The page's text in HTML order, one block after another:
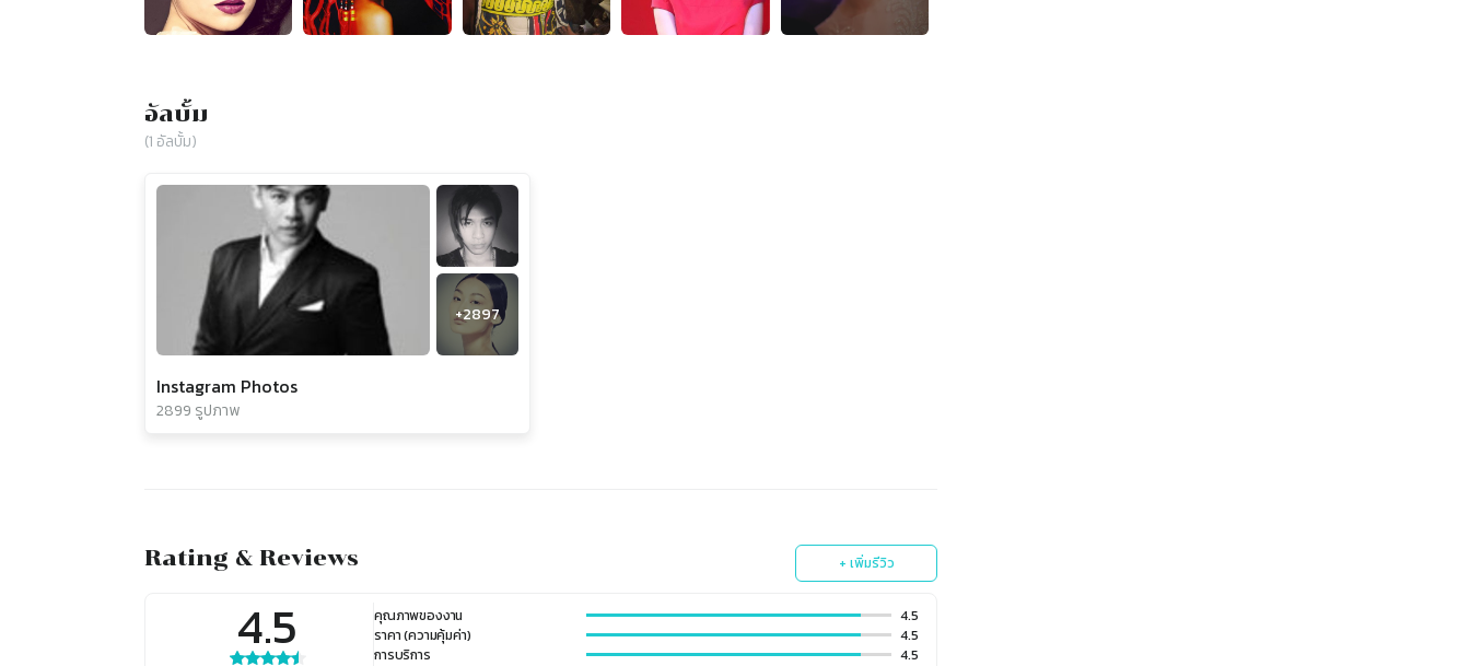
อัลบั้ม
(1 อัลบั้ม)
+2897
Instagram Photos
2899 รูปภาพ
Rating & Reviews + เพิ่มรีวิว
4.5 คุณภาพของงาน
4.5
ราคา (ความคุ้มค่า)
4.5
การบริการ
4.5